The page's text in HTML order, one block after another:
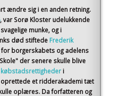
ændre sig i en anden retning.
, var Sorø Kloster udelukkende
munke, og i
død stiftede Frederik
borgerskabets og adelens
der senere skulle blive
købstadsrettigheder i
oprettede et ridderakademi tæt
oplæres. Da forfatteren og